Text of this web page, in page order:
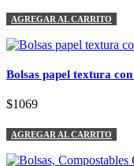
AGREGAR AL CARRITO
Bolsas papel textura
$1069
AGREGAR AL CARRITO